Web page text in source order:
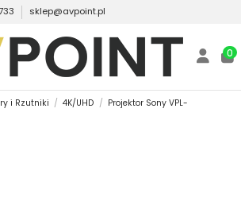
sklep@avpoint.pl
0
i Rzutniki 4K/UHD
Projektor Sony VPL-